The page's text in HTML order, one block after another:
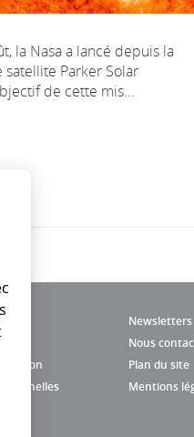
la Nasa a lancé depuis la
satellite Parker Solar
de cette mis...
Newsletters
Nous
Plan du site
Mentions